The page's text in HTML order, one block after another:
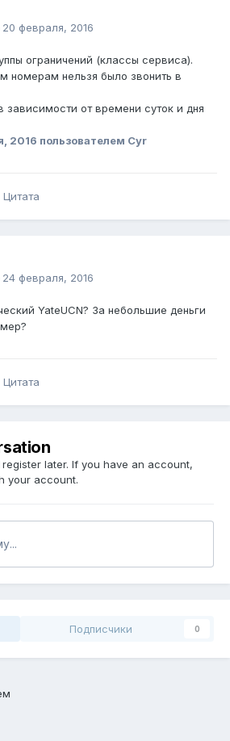
20 февраля, 2016
ограничений (классы сервиса).
номерам нельзя было звонить в
зависимости от времени суток и дня
2016 пользователем Cyr
Цитата
24 февраля, 2016
YateUCN? За небольшие деньги
Цитата
later. If you have an account,
your account.
Подписчики 0